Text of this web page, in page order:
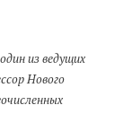
из ведущих
Нового